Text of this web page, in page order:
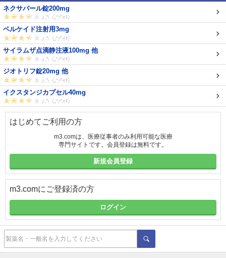
ネクサバール錠200mg
ベルケイド注射用3mg
サイラムザ点滴静注液100mg 他
ジオトリフ錠20mg 他
イクスタンジカプセル40mg
はじめてご利用の方
m3.comは、医療従事者のみ利用可能な医療
専門サイトです。会員登録は無料です。
新規会員登録
m3.comにご登録済の方
ログイン